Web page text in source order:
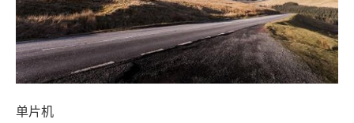
单片机